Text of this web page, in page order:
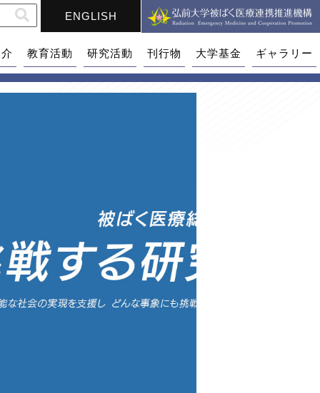
ENGLISH
教育活動 研究活動 刊行物 大学基金 ギャラリー